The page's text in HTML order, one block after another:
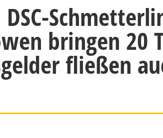
bringen 20
fließen